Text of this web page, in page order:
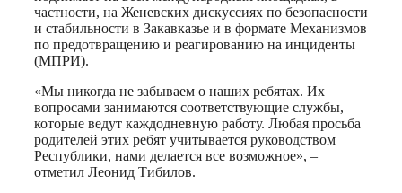
частности, на Женевских дискуссиях по безопасности
и стабильности в Закавказье и в формате Механизмов
по предотвращению и реагированию на инциденты
(МПРИ).
«Мы никогда не забываем о наших ребятах. Их
вопросами занимаются соответствующие службы,
которые ведут каждодневную работу. Любая просьба
родителей этих ребят учитывается руководством
Республики, нами делается все возможное», –
отметил Леонид Тибилов.